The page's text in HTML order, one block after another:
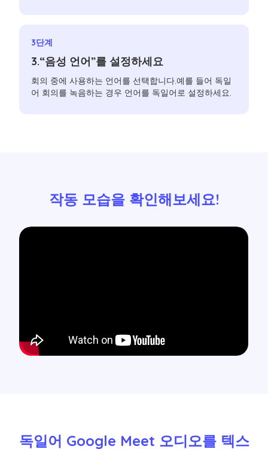
3단계
3.“음성 언어”를 설정하세요
회의 중에 사용하는 언어를 선택합니다.예를 들어 독일
어 회의를 녹음하는 경우 언어를 독일어로 설정하세요.
작동 모습을 확인해보세요!
독일어 Google Meet 오디오를 텍스